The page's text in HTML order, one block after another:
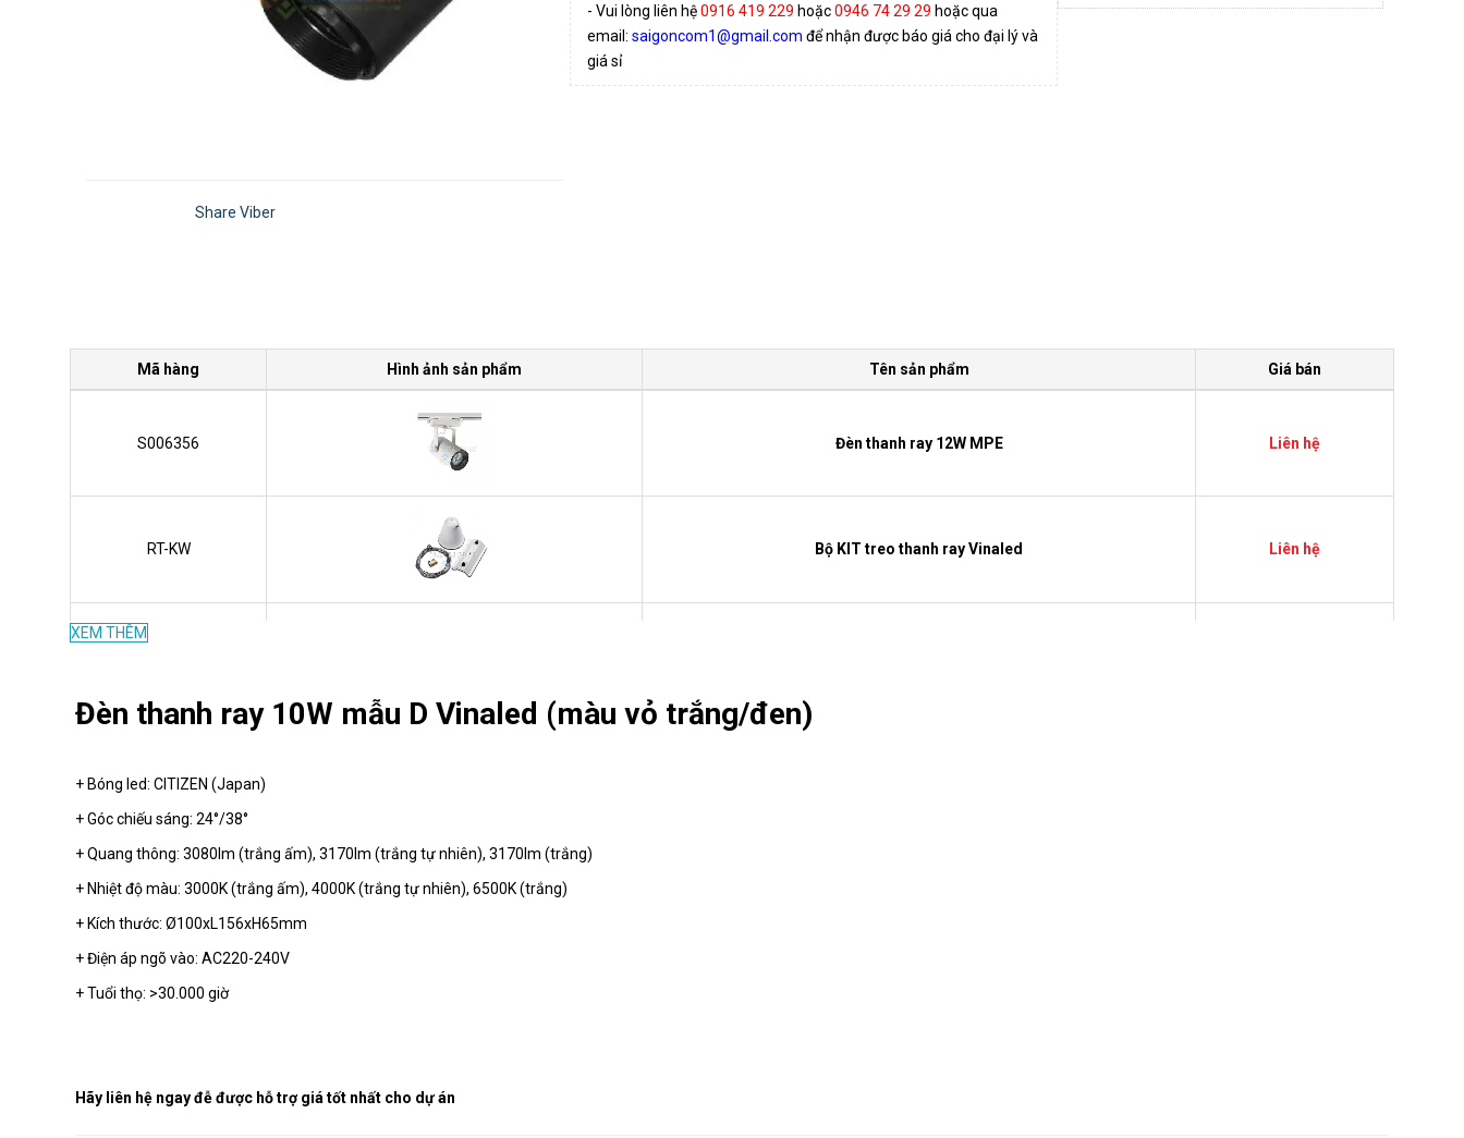
Share Viber
- Vui lòng liên hệ0916 419 229 hoặc0946 74 29 29 hoặc qua
email: saigoncom1@gmail.com để nhận được báo giá cho đại lý và
giá sỉ
Mã hàng Hình ảnh sản phẩm Tên sản phẩm Giá bán
S006356 Đèn thanh ray 12W MPE Liên hệ
RT-KW Bộ KIT treo thanh ray Vinaled Liên hệ
XEM THÊM
Đèn thanh ray 10W mẫu D Vinaled (màu vỏ trắng/đen)
+ Bóng led: CITIZEN (Japan)
+ Góc chiếu sáng: 24°/38°
+ Quang thông: 3080lm (trắng ấm), 3170lm (trắng tự nhiên), 3170lm (trắng)
+ Nhiệt độ màu: 3000K (trắng ấm), 4000K (trắng tự nhiên), 6500K (trắng)
+ Kích thước: Ø100xL156xH65mm
+ Điện áp ngõ vào: AC220-240V
+ Tuổi thọ: >30.000 giờ
Hãy liên hệ ngay đễ được hỗ trợ giá tốt nhất cho dự án